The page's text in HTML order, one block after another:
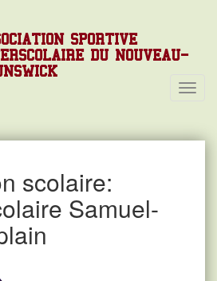
SPORTIVE
DU NOUVEAU-
scolaire:
Samuel-